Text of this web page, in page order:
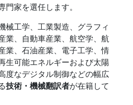
門家を選任します。
械工学、工業製造、グラフィ
業、自動車産業、航空学、航
業、石油産業、電子工学、情
生可能エネルギーおよび太陽
度なデジタル制御などの幅広
技術・機械翻訳者が在籍して